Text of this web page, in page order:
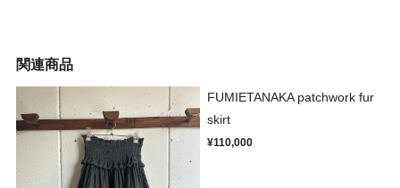
関連商品
FUMIETANAKA patchwork fur
skirt
¥110,000